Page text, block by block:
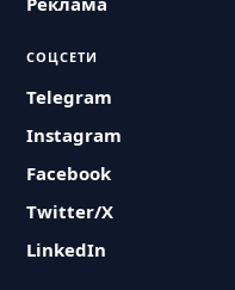
СОЦСЕТИ
Telegram
Instagram
Facebook
Twitter/X
LinkedIn